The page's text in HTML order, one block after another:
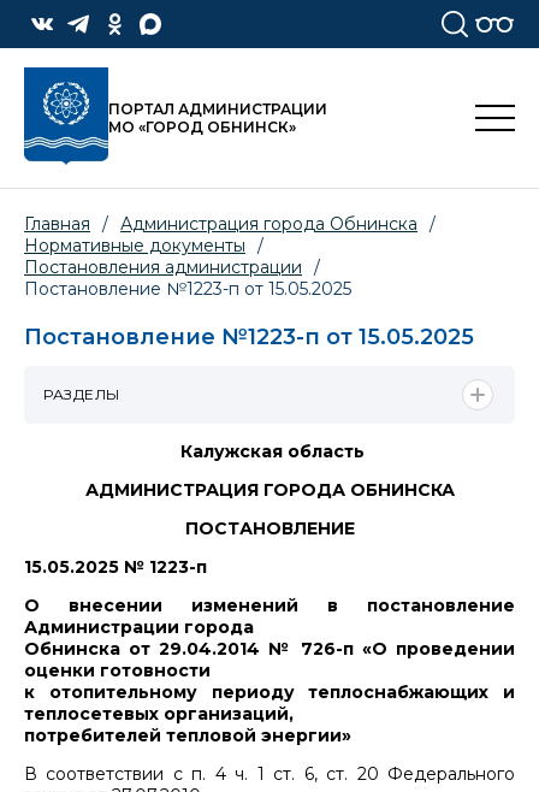
ПОРТАЛ АДМИНИСТРАЦИИ
МО «ГОРОД ОБНИНСК»
Главная / Администрация города Обнинска
/
Нормативные документы
/
Постановления администрации
/
Постановление №1223-п от 15.05.2025
Постановление №1223-п от 15.05.2025
Калужская область
АДМИНИСТРАЦИЯ ГОРОДА ОБНИНСКА
ПОСТАНОВЛЕНИЕ
15.05.2025 № 1223-п
О внесении изменений в постановление
Администрации города
Обнинска от 29.04.2014 № 726-п «О проведении
оценки готовности
к отопительному периоду теплоснабжающих и
теплосетевых организаций,
потребителей тепловой энергии»
В соответствии с п. 4 ч. 1 ст. 6, ст. 20 Федерального
РАЗДЕЛЫ